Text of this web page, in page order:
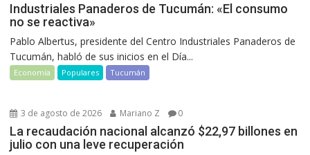
Industriales Panaderos de Tucumán: «El consumo
no se reactiva»
Pablo Albertus, presidente del Centro Industriales Panaderos de
Tucumán, habló de sus inicios en el Día...
Economía Populares Tucumán
3 de agosto de 2026 Mariano Z 0
La recaudación nacional alcanzó $22,97 billones en
julio con una leve recuperación